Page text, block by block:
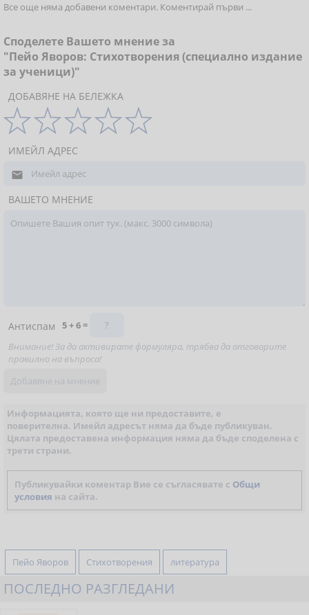
Все още няма добавени коментари. Коментирай първи ...
Споделете Вашето мнение за
"Пейо Яворов: Стихотворения (специално издание
за ученици)"
ДОБАВЯНЕ НА БЕЛЕЖКА
ИМЕЙЛ АДРЕС

ВАШЕТО МНЕНИЕ
Антиспам
5 + 6 =
Внимание! За да активирате формуляра, трябва да отговорите
правилно на въпроса!
Информацията, която ще ни предоставите, е
поверителна. Имейл адресът няма да бъде публикуван.
Цялата предоставена информация няма да бъде споделена с
трети страни.
Публикувайки коментар Вие се съгласявате с Общи
условия на сайта.
Пейо Яворов Стихотворения литература
ПОСЛЕДНО РАЗГЛЕДАНИ